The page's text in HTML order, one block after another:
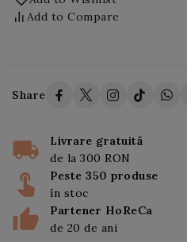
Add to Compare
Share
Livrare gratuită
de la 300 RON
Peste 350 produse
în stoc
Partener HoReCa
de 20 de ani